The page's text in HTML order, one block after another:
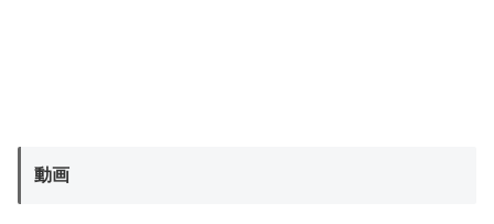
動画